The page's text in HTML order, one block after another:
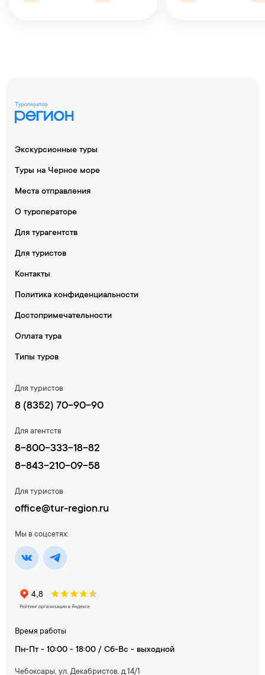
Время работы
Пн-Пт - 10:00 - 18:00 / Сб-Вс - выходной
Чебоксары, ул. Декабристов, д.14/1
Экскурсионные туры
Туры на Черное море
Места отправления
О туроператоре
Для турагентств
Для туристов
Контакты
Политика конфиденциальности
Достопримечательности
Оплата тура
Типы туров
Для туристов
8 (8352) 70-90-90
Для агентств
8-800-333-18-82
8-843-210-09-58
Для туристов
office@tur-region.ru
Мы в соцсетях: